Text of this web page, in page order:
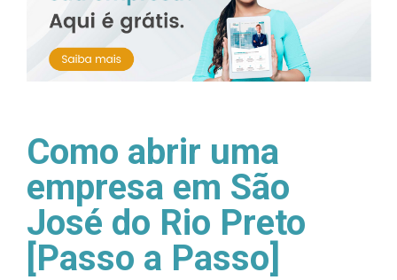
Como abrir uma
empresa em São
José do Rio Preto
[Passo a Passo]